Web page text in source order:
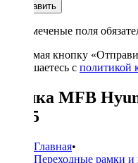
Отправить
* - отмеченые поля
Нажимая кнопку
соглашаетесь с политикой
Рамка MFB
2015
Главная•
Переходные рамки и